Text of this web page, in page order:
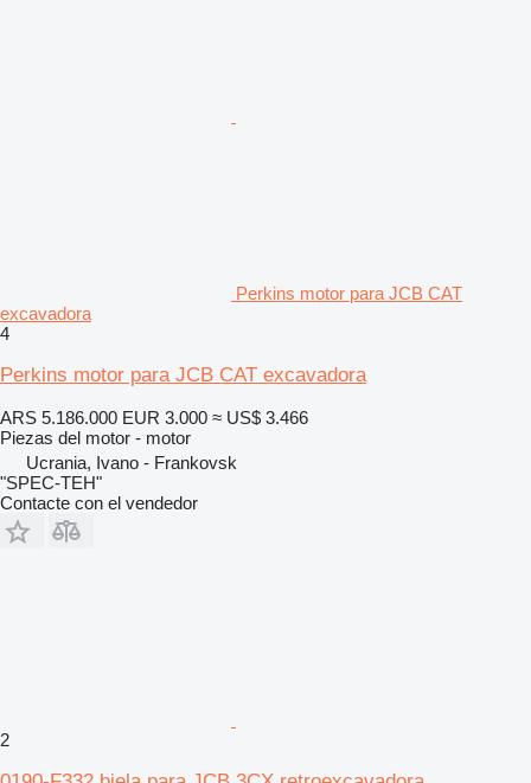
Perkins motor para JCB CAT
excavadora
4
Perkins motor para JCB CAT excavadora
ARS 5.186.000 EUR 3.000 ≈ US$ 3.466
Piezas del motor - motor
Ucrania, Ivano - Frankovsk
"SPEC-TEH"
Contacte con el vendedor
2